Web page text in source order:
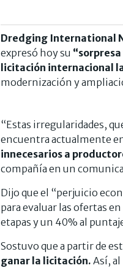
Dredging International
expresó hoy su
licitación internacional
modernización y
“Estas irregularidades,
encuentra actualmente
innecesarios a
compañía en un
Dijo que el “perjuicio
para evaluar las ofertas
etapas y un 40% al
Sostuvo que a partir de
ganar la licitación. Así,